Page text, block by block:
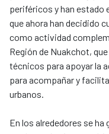
periféricos y han estado
que ahora han decidido
como actividad
Región de Nuakchot,
técnicos para apoyar la
para acompañar y
urbanos.
En los alrededores se